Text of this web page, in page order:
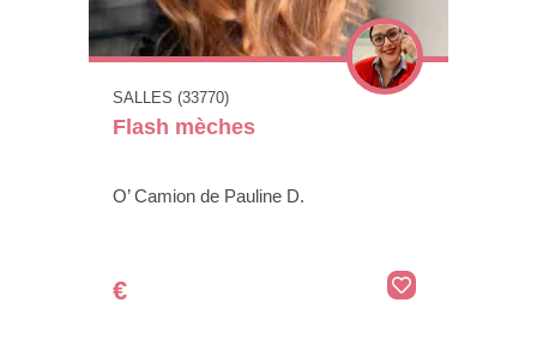
SALLES (33770)
Flash mèches
O’ Camion de Pauline D.
€